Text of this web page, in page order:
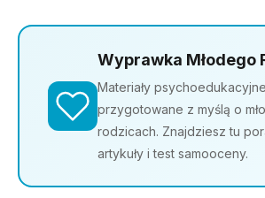
Wyprawka Młodego
Materiały psychoedukacyjne
przygotowane z myślą o
rodzicach. Znajdziesz tu
artykuły i test samooceny.